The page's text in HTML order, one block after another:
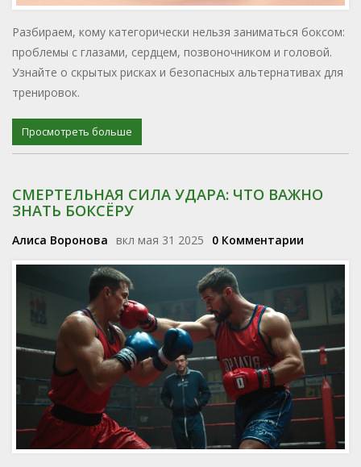
Разбираем, кому категорически нельзя заниматься боксом:
проблемы с глазами, сердцем, позвоночником и головой.
Узнайте о скрытых рисках и безопасных альтернативах для
тренировок.
Просмотреть больше
СМЕРТЕЛЬНАЯ СИЛА УДАРА: ЧТО ВАЖНО
ЗНАТЬ БОКСЁРУ
Алиса Воронова вкл мая 31 2025 0 Комментарии